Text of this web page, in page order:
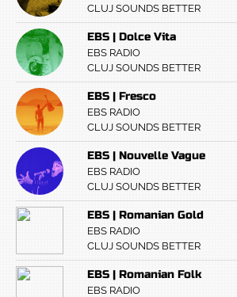
CLUJ SOUNDS BETTER
EBS | Dolce Vita
EBS RADIO
CLUJ SOUNDS BETTER
EBS | Fresco
EBS RADIO
CLUJ SOUNDS BETTER
EBS | Nouvelle Vague
EBS RADIO
CLUJ SOUNDS BETTER
EBS | Romanian Gold
EBS RADIO
CLUJ SOUNDS BETTER
EBS | Romanian Folk
EBS RADIO